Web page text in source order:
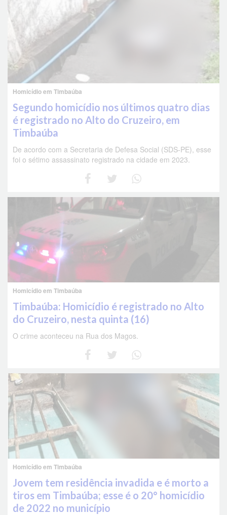
Homicídio em Timbaúba
Segundo homicídio nos últimos quatro dias
é registrado no Alto do Cruzeiro, em
Timbaúba
De acordo com a Secretaria de Defesa Social (SDS-PE), esse
foi o sétimo assassinato registrado na cidade em 2023.
Homicídio em Timbaúba
Timbaúba: Homicídio é registrado no Alto
do Cruzeiro, nesta quinta (16)
O crime aconteceu na Rua dos Magos.
Homicídio em Timbaúba
Jovem tem residência invadida e é morto a
tiros em Timbaúba; esse é o 20° homicídio
de 2022 no município